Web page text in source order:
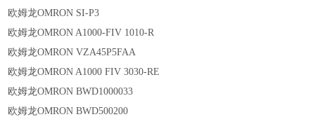
欧姆龙OMRON SI-P3
欧姆龙OMRON A1000-FIV 1010-R
欧姆龙OMRON VZA45P5FAA
欧姆龙OMRON A1000 FIV 3030-RE
欧姆龙OMRON BWD1000033
欧姆龙OMRON BWD500200